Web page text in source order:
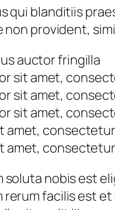
qui blanditiis
provident,
auctor fringilla
sit amet,
sit amet,
sit amet,
amet,
amet,
soluta nobis est
rerum facilis est